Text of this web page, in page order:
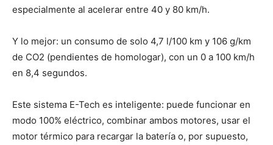
especialmente al acelerar entre 40 y 80 km/h.
Y lo mejor: un consumo de solo 4,7 l/100 km y 106 g/km
de CO2 (pendientes de homologar), con un 0 a 100 km/h
en 8,4 segundos.
Este sistema E-Tech es inteligente: puede funcionar en
modo 100% eléctrico, combinar ambos motores, usar el
motor térmico para recargar la batería o, por supuesto,